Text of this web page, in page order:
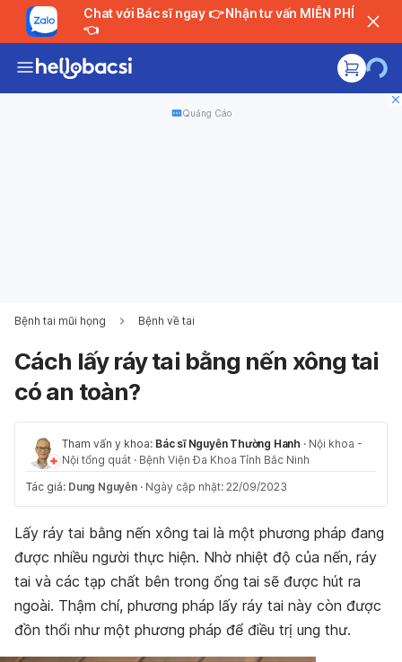
Chat với Bác sĩ ngay 👉 Nhận tư vấn MIỄN PHÍ
👈
Quảng Cáo
Bệnh tai mũi họng Bệnh về tai
Cách lấy ráy tai bằng nến xông tai
có an toàn?
Tham vấn y khoa: Bác sĩ Nguyễn Thường Hanh · Nội khoa -
Nội tổng quát · Bệnh Viện Đa Khoa Tỉnh Bắc Ninh
Tác giả: Dung Nguyễn · Ngày cập nhật: 22/09/2023
Lấy ráy tai bằng nến xông tai là một phương pháp đang
được nhiều người thực hiện. Nhờ nhiệt độ của nến, ráy
tai và các tạp chất bên trong ống tai sẽ được hút ra
ngoài. Thậm chí, phương pháp lấy ráy tai này còn được
đồn thổi như một phương pháp để điều trị ung thư.